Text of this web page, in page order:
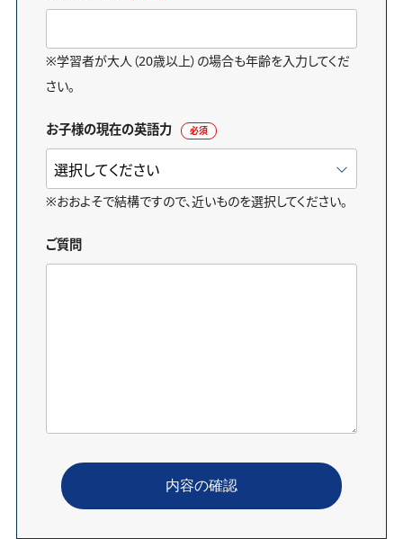
※学習者が大人（20歳以上）の場合も年齢を入力してくだ
さい。
お子様の現在の英語力 必須
※おおよそで結構ですので、近いものを選択してください。
ご質問